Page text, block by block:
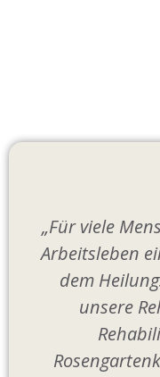
„Für viele
Arbeitsleben
dem
unsere